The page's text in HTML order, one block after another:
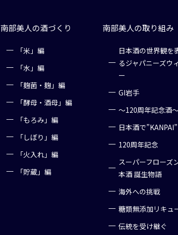
南部美人の酒づくり
「米」編
「水」編
「麹菌・麹」編
「酵母・酒母」編
「もろみ」編
「しぼり」編
「火入れ」編
「貯蔵」編
南部美人の取り組み
日本酒の世界観を
るジャパニーズウ
ー
GI岩手
～120周年記念酒
日本酒で”KANPAI”
120周年記念
スーパーフローズ
本酒 誕生物語
海外への挑戦
糖類無添加リキュ
伝統を受け継ぐ